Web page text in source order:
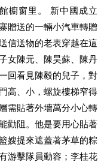
櫥窗里。 新中國成立
贈送的一輛小汽車轉贈
信送物的老表穿越在這
女陳元、陳昊蘇、陳丹
回看見陳毅的兒子，對
高、小，螺旋樓梯窄得
需貼著外墻萬分小心轉
勸阻。他是要用心貼著
嫂提來遮蓋著茅草的粽
游擊隊員動容；李桂花